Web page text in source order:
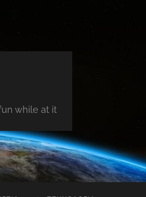
while at it